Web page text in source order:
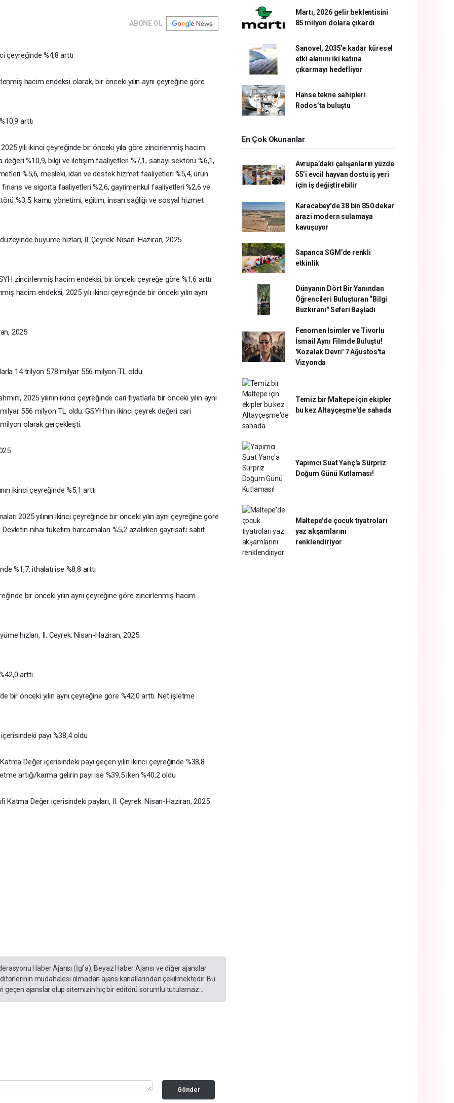
ABONE OL
çeyreğinde %4,8 arttı
hacim endeksi olarak, bir önceki yılın aynı çeyreğine göre
arttı
yılı ikinci çeyreğinde bir önceki yıla göre zincirlenmiş hacim
%10,9, bilgi ve iletişim faaliyetleri %7,1, sanayi sektörü %6,1,
%5,6, mesleki, idari ve destek hizmet faaliyetleri %5,4, ürün
ve sigorta faaliyetleri %2,6, gayrimenkul faaliyetleri %2,6 ve
%3,5, kamu yönetimi, eğitim, insan sağlığı ve sosyal hizmet
büyüme hızları, II. Çeyrek: Nisan-Haziran, 2025
zincirlenmiş hacim endeksi, bir önceki çeyreğe göre %1,6 arttı.
hacim endeksi, 2025 yılı ikinci çeyreğinde bir önceki yılın aynı
2025
14 trilyon 578 milyar 556 milyon TL oldu
2025 yılının ikinci çeyreğinde cari fiyatlarla bir önceki yılın aynı
556 milyon TL oldu. GSYH'nin ikinci çeyrek değeri cari
olarak gerçekleşti.
ikinci çeyreğinde %5,1 arttı
2025 yılının ikinci çeyreğinde bir önceki yılın aynı çeyreğine göre
nihai tüketim harcamaları %5,2 azalırken gayrisafi sabit
%1,7, ithalatı ise %8,8 arttı
bir önceki yılın aynı çeyreğine göre zincirlenmiş hacim
hızları, II. Çeyrek: Nisan-Haziran, 2025
arttı
bir önceki yılın aynı çeyreğine göre %42,0 arttı. Net işletme
payı %38,4 oldu
Değer içerisindeki payı geçen yılın ikinci çeyreğinde %38,8
artığı/karma gelirin payı ise %39,5 iken %40,2 oldu.
Katma Değer içerisindeki payları, II. Çeyrek: Nisan-Haziran, 2025
Haber Ajansı (İgfa), Beyaz Haber Ajansı ve diğer ajanslar
müdahalesi olmadan ajans kanallarından çekilmektedir. Bu
ajanslar olup sitemizin hiç bir editörü sorumlu tutulamaz...
Gönder
Martı, 2026 gelir beklentisini
85 milyon dolara çıkardı
Sanovel, 2035’e kadar küresel
etki alanını iki katına
çıkarmayı hedefliyor
Hanse tekne sahipleri
Rodos’ta buluştu
En Çok Okunanlar
Avrupa’daki çalışanların yüzde
55’i evcil hayvan dostu iş yeri
için iş değiştirebilir
Karacabey'de 38 bin 850 dekar
arazi modern sulamaya
kavuşuyor
Sapanca SGM’de renkli
etkinlik
Dünyanın Dört Bir Yanından
Öğrencileri Buluşturan “Bilgi
Buzkıranı" Seferi Başladı
Fenomen İsimler ve Tivorlu
İsmail Aynı Filmde Buluştu!
'Kozalak Devri' 7 Ağustos'ta
Vizyonda
Temiz bir Maltepe için ekipler
bu kez Altayçeşme'de sahada
Yapımcı Suat Yanç'a Sürpriz
Doğum Günü Kutlaması!
Maltepe'de çocuk tiyatroları
yaz akşamlarını
renklendiriyor